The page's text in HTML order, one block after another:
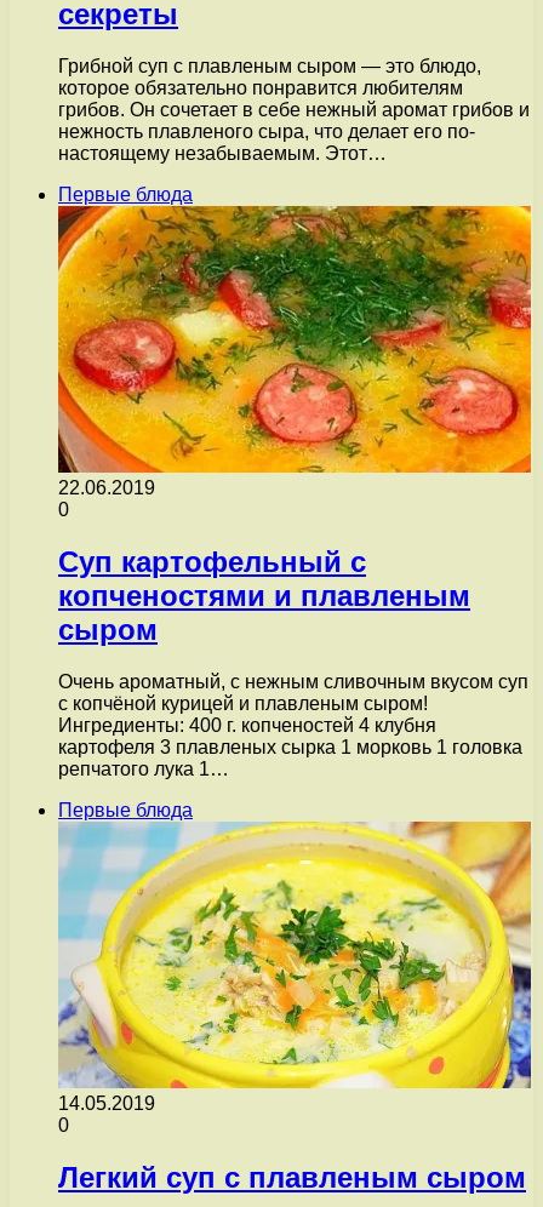
секреты
Грибной суп с плавленым сыром — это блюдо,
которое обязательно понравится любителям
грибов. Он сочетает в себе нежный аромат грибов и
нежность плавленого сыра, что делает его по-
настоящему незабываемым. Этот…
Первые блюда
22.06.2019
0
Суп картофельный с
копченостями и плавленым
сыром
Очень ароматный, с нежным сливочным вкусом суп
с копчёной курицей и плавленым сыром!
Ингредиенты: 400 г. копченостей 4 клубня
картофеля 3 плавленых сырка 1 морковь 1 головка
репчатого лука 1…
Первые блюда
14.05.2019
0
Легкий суп с плавленым сыром